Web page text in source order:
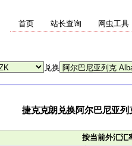
首页 站长查询 网虫工具
兑换
捷克克朗兑换阿尔巴尼亚
按当前外汇汇